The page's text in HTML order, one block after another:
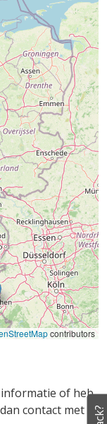
contributors
of heb
contact met